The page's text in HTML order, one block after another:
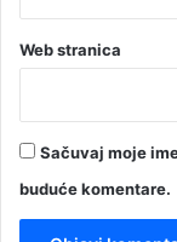
Web stranica
Sačuvaj moje
buduće komentare.